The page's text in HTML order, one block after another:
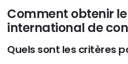
Comment obtenir
international de
Quels sont les critères